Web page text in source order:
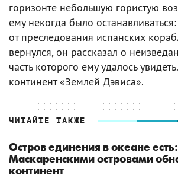
горизонте небольшую гористую
ему некогда было
от преследования испанских
вернулся, он рассказал о
часть которого ему удалось
континент «Землей Дэвиса».
ЧИТАЙТЕ ТАКЖЕ
Остров единения в океане
Маскаренскими островами
континент